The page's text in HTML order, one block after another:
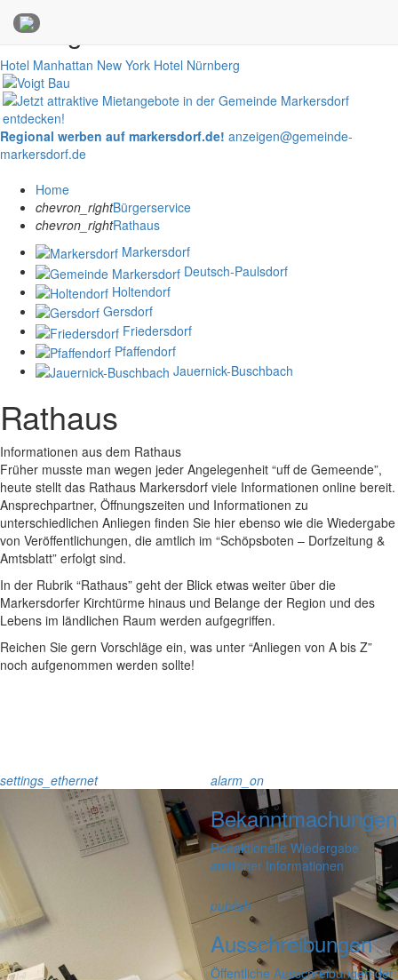
Anzeigen
Hotel Manhattan New York Hotel Nürnberg
Regional werben auf markersdorf.de! anzeigen@gemeinde-
markersdorf.de
Home
chevron_rightBürgerservice
chevron_rightRathaus
Markersdorf
Deutsch-Paulsdorf
Holtendorf
Gersdorf
Friedersdorf
Pfaffendorf
Jauernick-Buschbach
Rathaus
Informationen aus dem Rathaus
Früher musste man wegen jeder Angelegenheit “uff de Gemeende”,
heute stellt das Rathaus Markersdorf viele Informationen online bereit.
Ansprechpartner, Öffnungszeiten und Informationen zu
unterschiedlichen Anliegen finden Sie hier ebenso wie die Wiedergabe
von Veröffentlichungen, die amtlich im “Schöpsboten – Dorfzeitung &
Amtsblatt” erfolgt sind.
In der Rubrik “Rathaus” geht der Blick etwas weiter über die
Markersdorfer Kirchtürme hinaus und Belange der Region und des
Lebens im ländlichen Raum werden aufgegriffen.
Reichen Sie gern Vorschläge ein, was unter “Anliegen von A bis Z”
noch aufgenommen werden sollte!
settings_ethernet alarm_on
Bekanntmachungen
Redaktionelle Wiedergabe
amtlicher Informationen
publish
Ausschreibungen
Öffentliche Ausschreibungen der